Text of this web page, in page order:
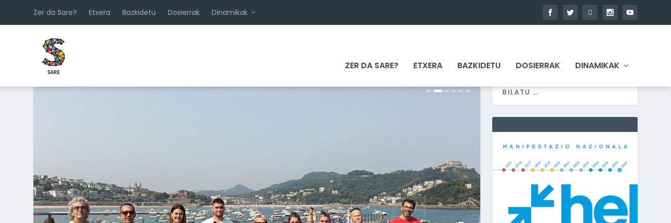
Zer da Sare? Etxera Bazkidetu Dosierrak Dinamikak
ZER DA SARE? ETXERA BAZKIDETU DOSIERRAK DINAMIKAK